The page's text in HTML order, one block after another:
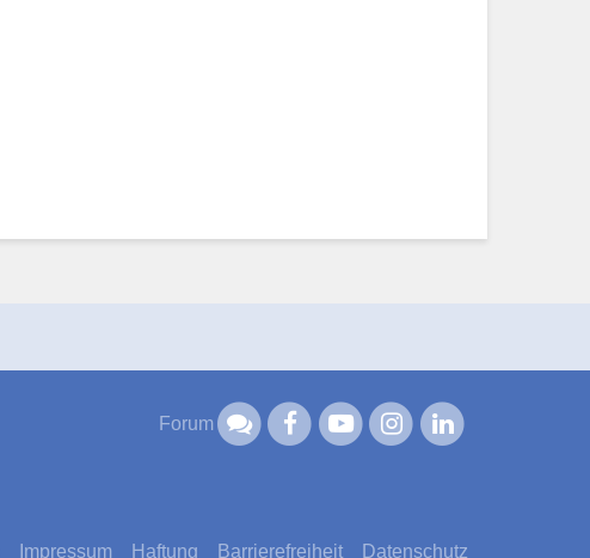
Forum
Impressum Haftung Barrierefreiheit Datenschutz